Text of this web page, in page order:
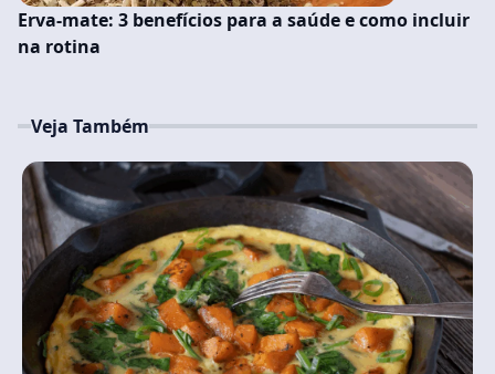
Erva-mate: 3 benefícios para a saúde e como incluir
na rotina
Veja Também